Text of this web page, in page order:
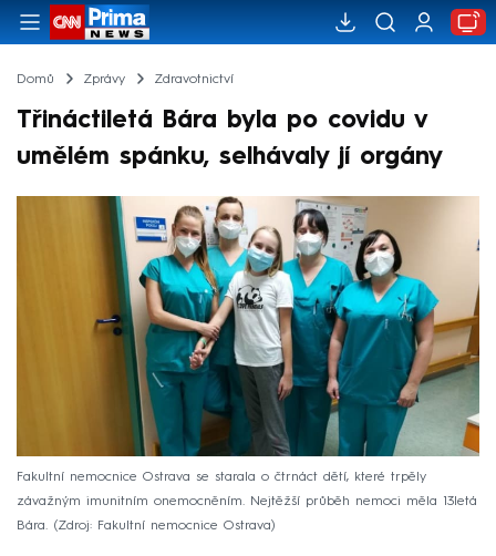
Domů Zprávy Zdravotnictví
Třináctiletá Bára byla po covidu v
umělém spánku, selhávaly jí orgány
Fakultní nemocnice Ostrava se starala o čtrnáct dětí, které trpěly
závažným imunitním onemocněním. Nejtěžší průběh nemoci měla 13letá
Bára.
Zdroj: Fakultní nemocnice Ostrava